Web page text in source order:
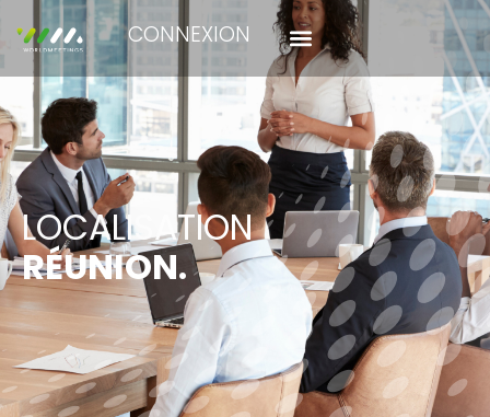
CONNEXION
LOCALISATION
RÉUNION.